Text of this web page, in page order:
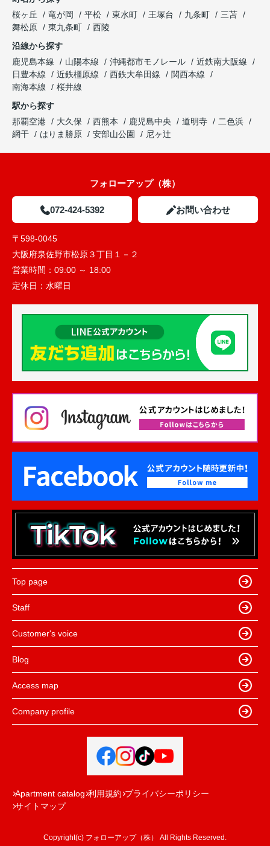
桜ヶ丘
竜が岡 平松 東水町 王塚台 九条町
三苫
舞松原
東九条町
西陵
沿線から探す
鹿児島本線
山陽本線 沖縄都市モノレール
近鉄南大阪線
日豊本線
近鉄橿原線 西鉄大牟田線
関西本線
南海本線
桜井線
駅から探す
那覇空港
大久保 西熊本 鹿児島中央 道明寺
二色浜
網干
はりま勝原 安部山公園 尼ヶ辻
フォローアップ（株）
072-424-5392 お問い合わせ
〒598-0045
大阪府泉佐野市松原３丁目１－２
営業時間： 09:00 ～ 18:00
定休日： 水曜日
Top page
Staff
Customer's voice
Blog
Access map
Company profile
Apartment catalog 利用規約 プライバシーポリシー
サイトマップ
Copyright(c) フォローアップ（株） All Rights Reserved.